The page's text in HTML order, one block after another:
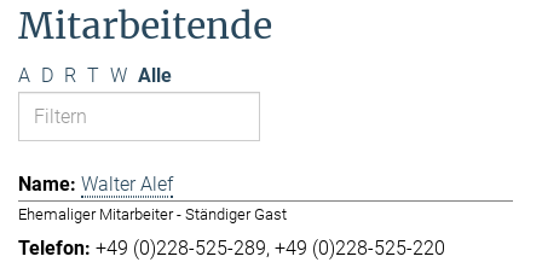
Mitarbeitende
A D R T W Alle
Walter Alef
Ehemaliger Mitarbeiter - Ständiger Gast
+49 (0)228-525-289 +49 (0)228-525-220